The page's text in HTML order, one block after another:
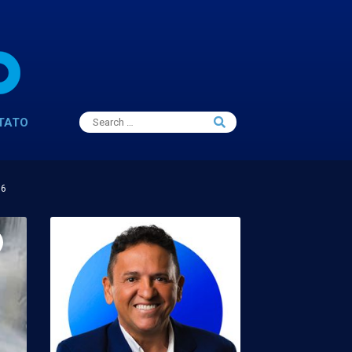
Search
for:
Search